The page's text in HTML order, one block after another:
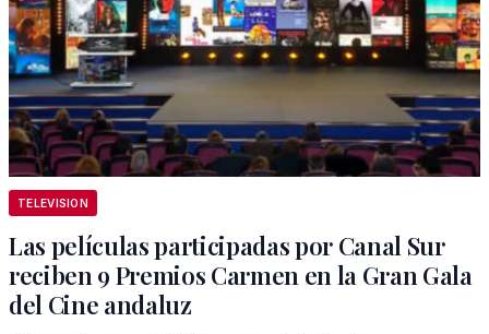
TELEVISION
Las películas participadas por Canal Sur
reciben 9 Premios Carmen en la Gran Gala
del Cine andaluz